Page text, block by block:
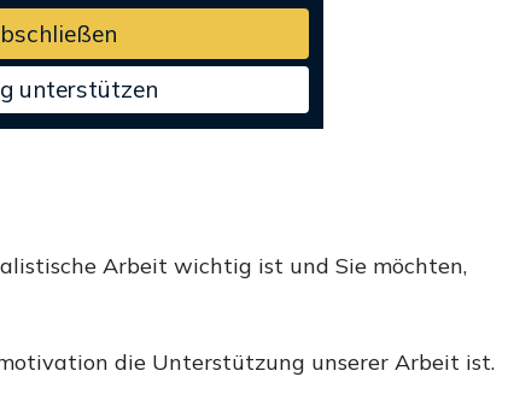
unterstützen
Arbeit wichtig ist und Sie möchten,
die Unterstützung unserer Arbeit ist.